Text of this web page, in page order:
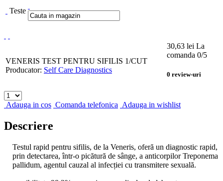
Teste
VENERIS TEST PENTRU SIFILIS 1/CUT
Producator: Self Care Diagnostics
30,63 lei La
comanda 0/5
0 review-uri
Adauga in cos Comanda telefonica Adauga in wishlist
Descriere
Testul rapid pentru sifilis, de la Veneris, oferă un diagnostic rapid,
prin detectarea, într-o picătură de sânge, a anticorpilor Treponema
pallidum, agentul cauzal al infecției cu transmitere sexuală.